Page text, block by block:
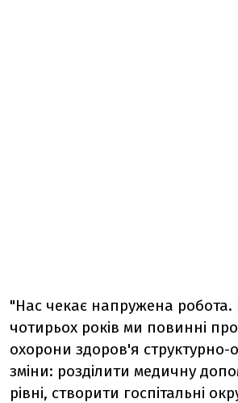
"Нас чекає напружена робота.
чотирьох років ми повинні
охорони здоров'я структурно-
зміни: розділити медичну
рівні, створити госпітальні